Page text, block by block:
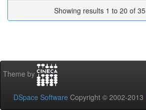
Showing results 1 to 20 of 35
Theme by
DSpace Software Copyright © 2002-2013